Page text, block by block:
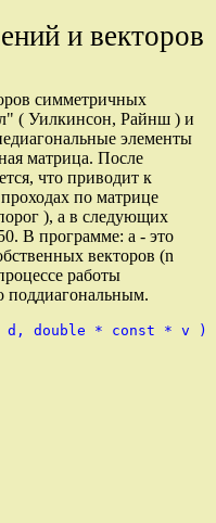
и векторов
симметричных
( Уилкинсон, Райнш ) и
элементы
матрица. После
что приводит к
по матрице
), а в следующих
В программе: a - это
векторов (n
работы
поддиагональным.
d, double * const * v )